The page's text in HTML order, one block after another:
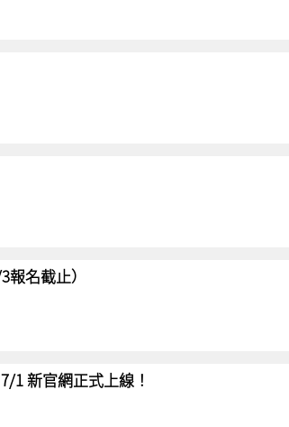
名截止）
1 新官網正式上線！